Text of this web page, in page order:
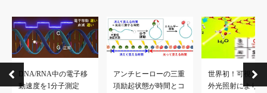
DNA/RNA中の電子移
動速度を1分子測定
アンチヒーローの三重
項励起状態が時間とコ
世界初！可視光・
外光照射により、